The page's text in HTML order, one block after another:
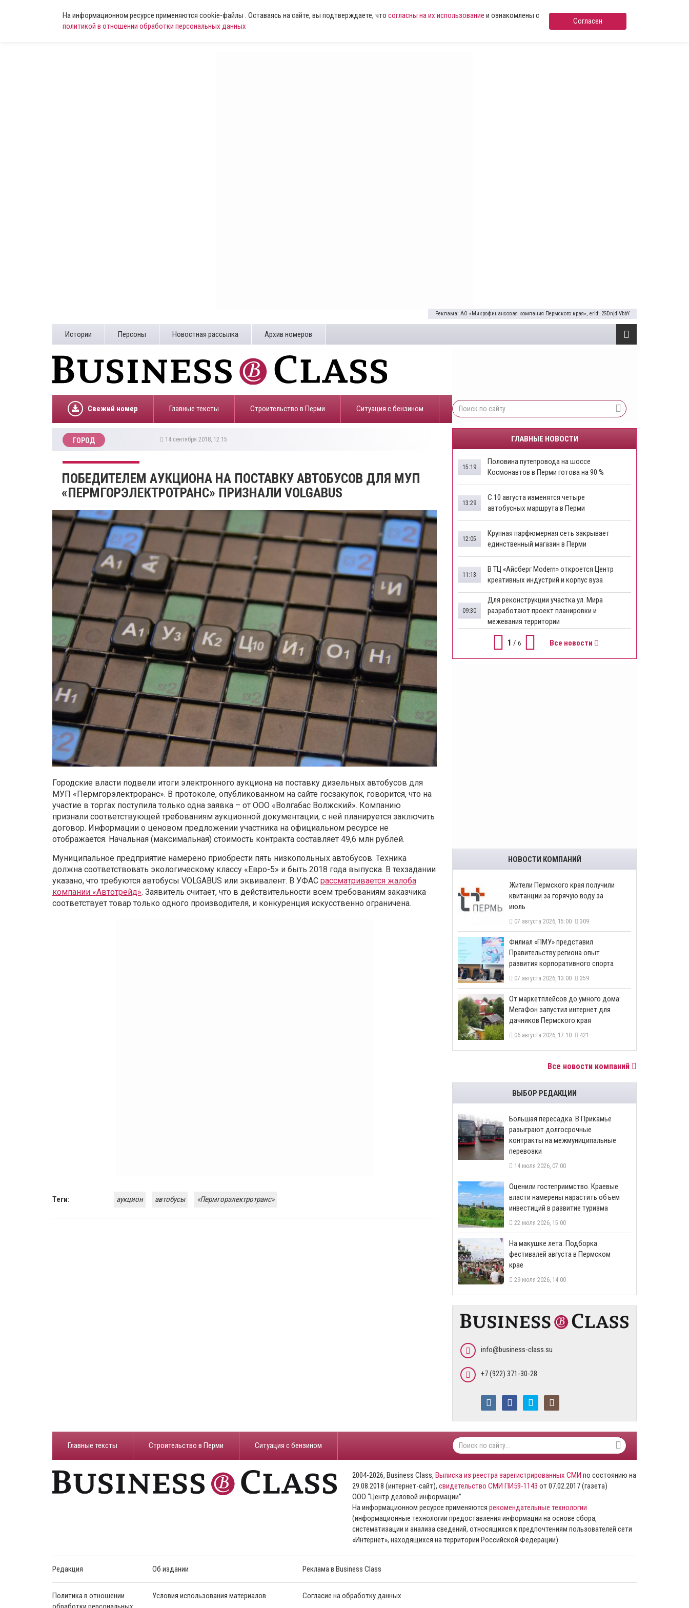
На информационном ресурсе применяются cookie-файлы . Оставаясь на сайте, вы подтверждаете, что согласны на их использование и ознакомлены с
политикой в отношении обработки персональных данных
Согласен
Реклама: АО «Микрофинансовая компания Пермского края», erid: 2SDnjdiVbbY
Истории Персоны Новостная рассылка Архив номеров
Свежий номер Главные тексты Строительство в Перми ​Ситуация с бензином
ГОРОД 14 сентября 2018, 12:15
ПОБЕДИТЕЛЕМ АУКЦИОНА НА ПОСТАВКУ АВТОБУСОВ ДЛЯ МУП
«ПЕРМГОРЭЛЕКТРОТРАНС» ПРИЗНАЛИ VOLGABUS
Городские власти подвели итоги электронного аукциона на поставку дизельных автобусов для
МУП «Пермгорэлектроранс». В протоколе, опубликованном на сайте госзакупок, говорится, что на
участие в торгах поступила только одна заявка – от ООО «Волгабас Волжский». Компанию
признали соответствующей требованиям аукционной документации, с ней планируется заключить
договор. Информации о ценовом предложении участника на официальном ресурсе не
отображается. Начальная (максимальная) стоимость контракта составляет 49,6 млн рублей.
Муниципальное предприятие намерено приобрести пять низкопольных автобусов. Техника
должна соответствовать экологическому классу «Евро-5» и быть 2018 года выпуска. В техзадании
указано, что требуются автобусы VOLGABUS или эквивалент. В УФАС рассматривается жалоба
компании «Автотрейд». Заявитель считает, что в действительности всем требованиям заказчика
соответствует товар только одного производителя, и конкуренция искусственно ограничена.
Теги: аукцион автобусы «Пермгорэлектротранс»
ГЛАВНЫЕ НОВОСТИ
​Половина путепровода на шоссе
Космонавтов в Перми готова на 90 %
15:19
​С 10 августа изменятся четыре
автобусных маршрута в Перми
13:29
​Крупная парфюмерная сеть закрывает
единственный магазин в Перми
12:05
​В ТЦ «Айсберг Modern» откроется Центр
креативных индустрий и корпус вуза
11:13
Для реконструкции участка ул. Мира
разработают проект планировки и
межевания территории
09:30
1 / 6 Все новости
НОВОСТИ КОМПАНИЙ
​Жители Пермского края получили
квитанции за горячую воду за
июль
07 августа 2026, 15:00 309
​Филиал «ПМУ» представил
Правительству региона опыт
развития корпоративного спорта
07 августа 2026, 13:00 359
От маркетплейсов до умного дома:
МегаФон запустил интернет для
дачников Пермского края
06 августа 2026, 17:10 421
Все новости компаний
ВЫБОР РЕДАКЦИИ
Большая пересадка. В Прикамье
разыграют долгосрочные
контракты на межмуниципальные
перевозки
14 июля 2026, 07:00
Оценили гостеприимство. Краевые
власти намерены нарастить объем
инвестиций в развитие туризма
22 июля 2026, 15:00
На макушке лета. Подборка
фестивалей августа в Пермском
крае
29 июля 2026, 14:00
info@business-class.su
+7 (922) 371-30-28
Главные тексты Строительство в Перми ​Ситуация с бензином
2004-2026, Business Class, Выписка из реестра зарегистрированных СМИ по состоянию на
29.08.2018 (интернет-сайт), свидетельство СМИ ПИ59-1143 от 07.02.2017 (газета)
ООО “Центр деловой информации”
На информационном ресурсе применяются рекомендательные технологии
(информационные технологии предоставления информации на основе сбора,
систематизации и анализа сведений, относящихся к предпочтениям пользователей сети
«Интернет», находящихся на территории Российской Федерации).
Редакция Об издании Реклама в Business Class
Политика в отношении
Условия использования материалов Согласие на обработку данных